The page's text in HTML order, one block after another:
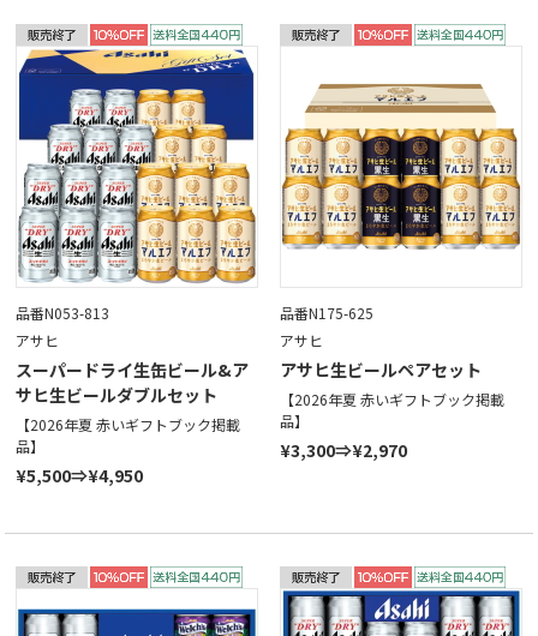
品番N053-813
アサヒ
スーパードライ生缶ビール&ア
サヒ生ビールダブルセット
【2026年夏 赤いギフトブック掲載
品】
¥5,500⇒¥4,950
品番N175-625
アサヒ
アサヒ生ビールペアセット
【2026年夏 赤いギフトブック掲載
品】
¥3,300⇒¥2,970